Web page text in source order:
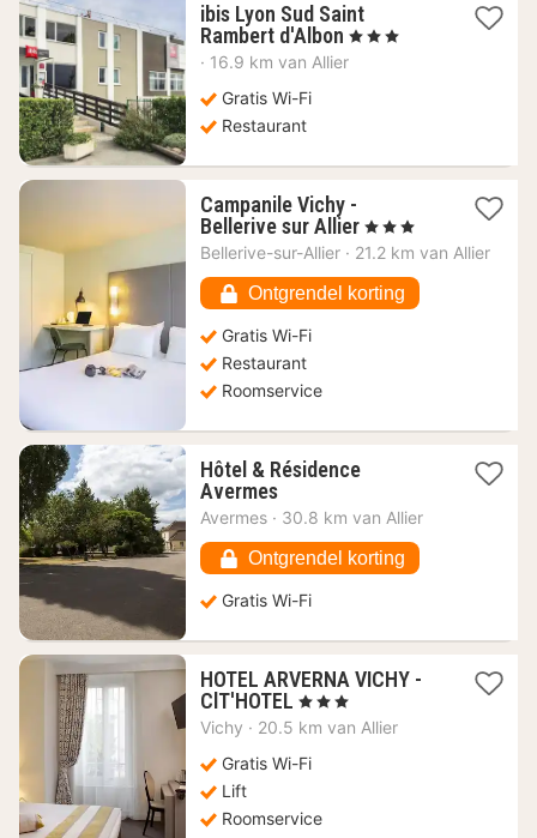
ibis Lyon Sud Saint
Rambert d'Albon 1
nacht
, 3 Sterren
· 16.9 km van Allier
Gratis Wi-Fi
Restaurant
Campanile Vichy -
Bellerive sur Allier 1
nacht
76,36
€
, 3 Sterren
Bellerive-sur-Allier · 21.2 km van Allier
Ontgrendel korting
Gratis Wi-Fi
Restaurant
Roomservice
Hôtel & Résidence
Avermes1
nacht
46
€
Avermes · 30.8 km van Allier
Ontgrendel korting
Gratis Wi-Fi
HOTEL ARVERNA VICHY -
ClT'HOTEL 1
nacht
90
, 3 Sterren
Vichy · 20.5 km van Allier
Gratis Wi-Fi
Lift
Roomservice